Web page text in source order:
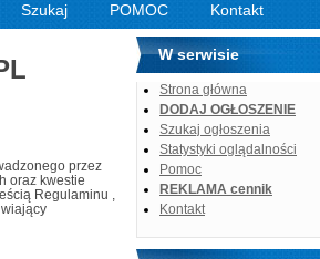
Szukaj POMOC Kontakt
przez
oraz kwestie
Regulaminu ,
W serwisie
Strona główna
DODAJ OGŁOSZENIE
Szukaj ogłoszenia
Statystyki oglądalności
Pomoc
REKLAMA cennik
Kontakt